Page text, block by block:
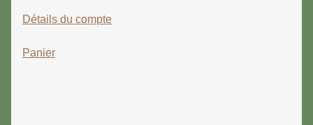
Détails du compte
Panier